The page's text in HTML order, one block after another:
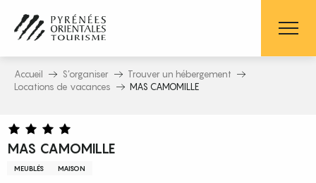
contenu
principal
Accueil S’organiser
Trouver un hébergement
Locations de vacances
MAS CAMOMILLE
MAS CAMOMILLE
MEUBLÉS MAISON